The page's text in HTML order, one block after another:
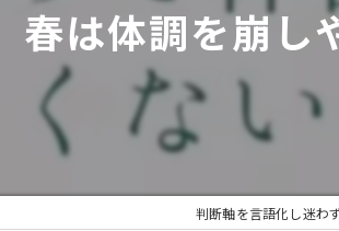
春は体調を崩し
判断軸を言語化し迷わ